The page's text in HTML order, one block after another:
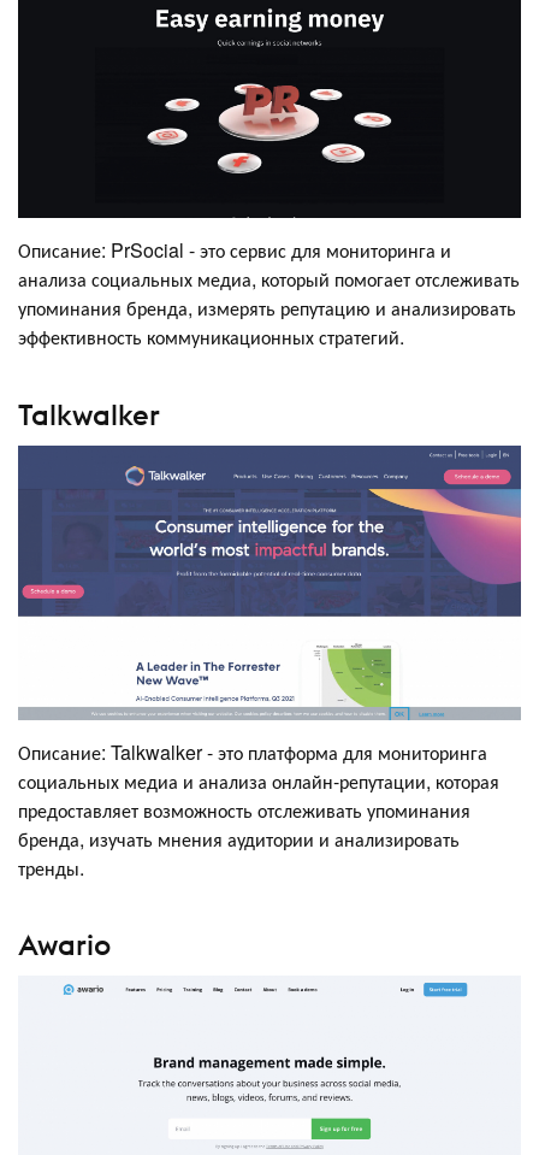
Описание: PrSocial - это сервис для мониторинга и
анализа социальных медиа, который помогает отслеживать
упоминания бренда, измерять репутацию и анализировать
эффективность коммуникационных стратегий.
Talkwalker
Описание: Talkwalker - это платформа для мониторинга
социальных медиа и анализа онлайн-репутации, которая
предоставляет возможность отслеживать упоминания
бренда, изучать мнения аудитории и анализировать
тренды.
Awario